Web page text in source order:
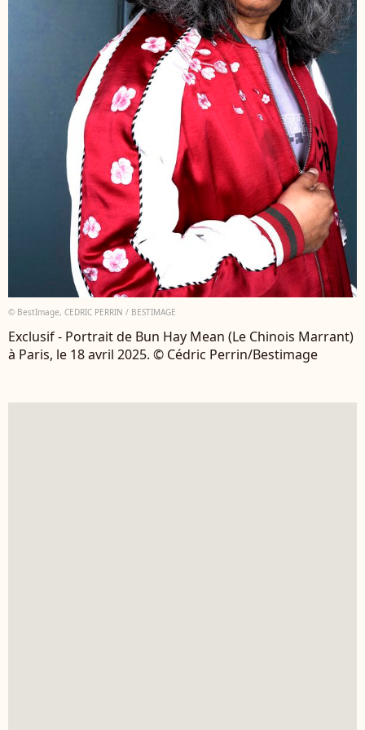
© BestImage, CEDRIC PERRIN / BESTIMAGE
Exclusif - Portrait de Bun Hay Mean (Le Chinois Marrant)
à Paris, le 18 avril 2025. © Cédric Perrin/Bestimage